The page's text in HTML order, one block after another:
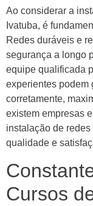
Ao considerar a
Ivatuba, é
Redes duráveis e
segurança a longo
equipe qualificada
experientes podem
corretamente,
existem empresas
instalação de
qualidade e
Cursos